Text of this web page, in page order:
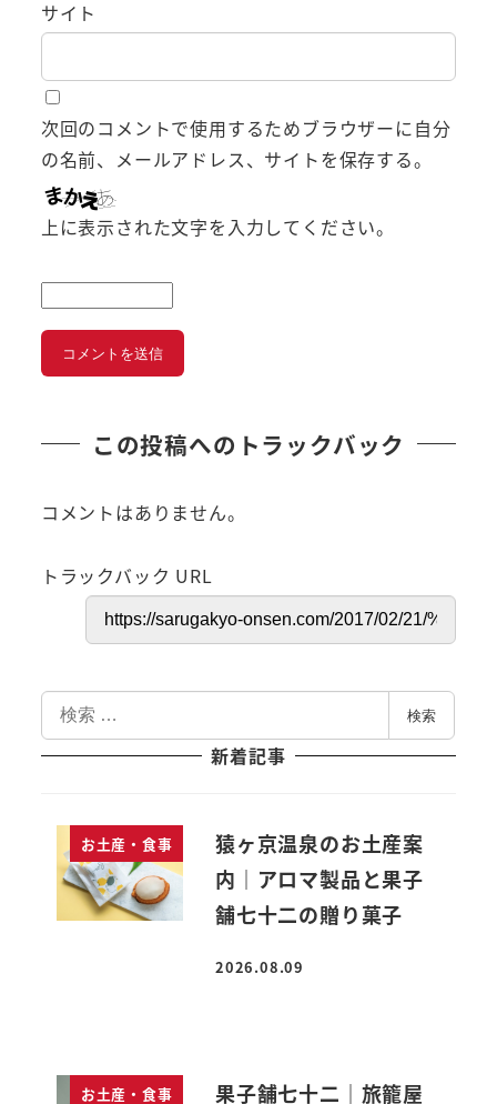
サイト
次回のコメントで使用するためブラウザーに自分
の名前、メールアドレス、サイトを保存する。
上に表示された文字を入力してください。
この投稿へのトラックバック
コメントはありません。
トラックバック URL
索
検索
新着記事
お土産・食事
猿ヶ京温泉のお土産案
内｜アロマ製品と果子
舗七十二の贈り菓子
投稿日
2026.08.09
お土産・食事
果子舗七十二｜旅籠屋